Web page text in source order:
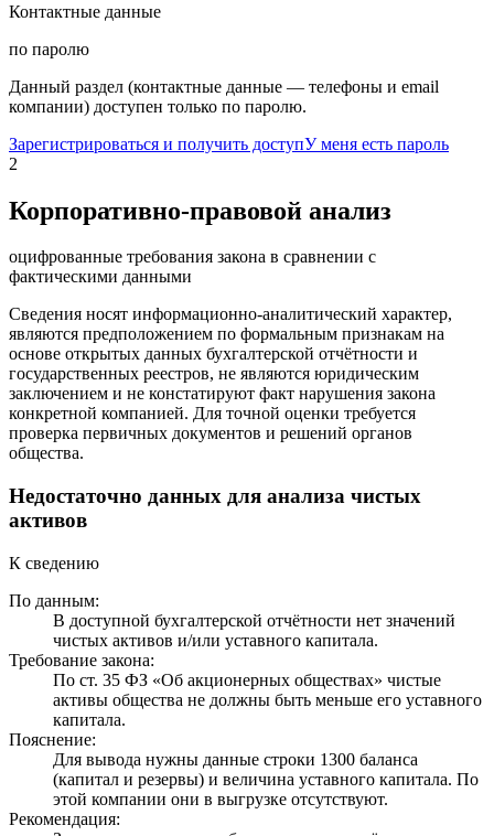
Контактные данные
по паролю
Данный раздел (контактные данные — телефоны и email
компании) доступен только по паролю.
Зарегистрироваться и получить доступУ меня есть пароль
2
Корпоративно-правовой анализ
оцифрованные требования закона в сравнении с
фактическими данными
Сведения носят информационно-аналитический характер,
являются предположением по формальным признакам на
основе открытых данных бухгалтерской отчётности и
государственных реестров, не являются юридическим
заключением и не констатируют факт нарушения закона
конкретной компанией. Для точной оценки требуется
проверка первичных документов и решений органов
общества.
Недостаточно данных для анализа чистых
активов
К сведению
По данным:
В доступной бухгалтерской отчётности нет значений
чистых активов и/или уставного капитала.
Требование закона:
По ст. 35 ФЗ «Об акционерных обществах» чистые
активы общества не должны быть меньше его уставного
капитала.
Пояснение:
Для вывода нужны данные строки 1300 баланса
(капитал и резервы) и величина уставного капитала. По
этой компании они в выгрузке отсутствуют.
Рекомендация: